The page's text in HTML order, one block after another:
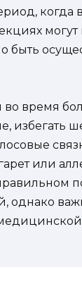
когда
могут
быть
во время
избегать
или
однако